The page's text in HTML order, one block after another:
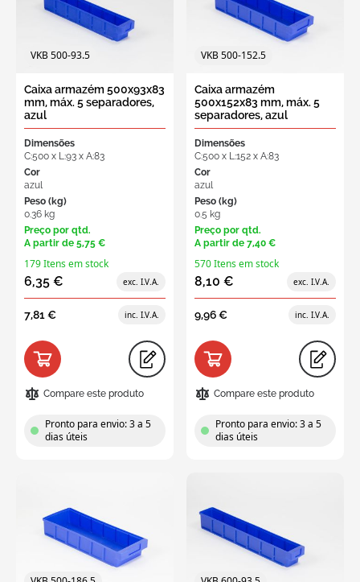
VKB 500-93.5
Caixa armazém 500x93x83
mm, máx. 5 separadores,
azul
Dimensões
C:500 x L:93 x A:83
Cor
azul
Peso (kg)
0.36 kg
Preço por qtd.
A partir de 5,75 €
179 Itens em stock
6,35 €
7,81 €
Compare este produto
Pronto para envio: 3 a 5
dias úteis
VKB 500-152.5
Caixa armazém
500x152x83 mm, máx. 5
separadores, azul
Dimensões
C:500 x L:152 x A:83
Cor
azul
Peso (kg)
0.5 kg
Preço por qtd.
A partir de 7,40 €
570 Itens em stock
8,10 €
9,96 €
Compare este produto
Pronto para envio: 3 a 5
dias úteis